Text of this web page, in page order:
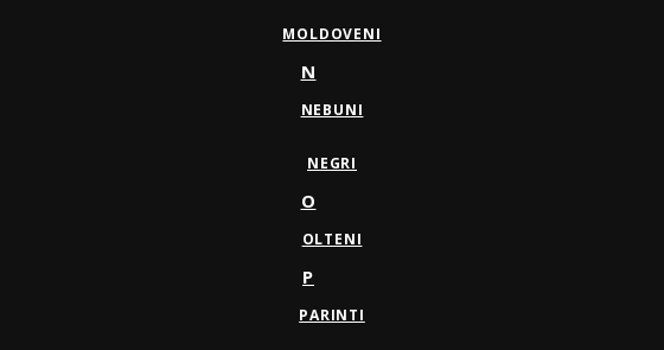
MOLDOVENI
N
NEBUNI
NEGRI
O
OLTENI
P
PARINTI